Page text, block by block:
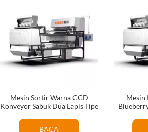
Mesin Sortir Warna CCD
Konveyor Sabuk Dua Lapis Tipe
BACA
Mesin
cerdas